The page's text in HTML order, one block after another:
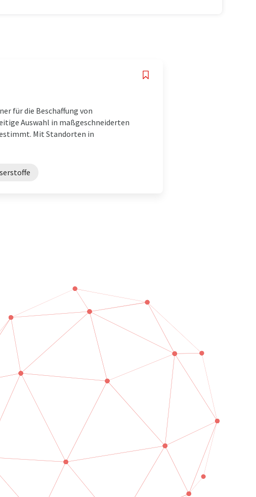
für die Beschaffung von
Auswahl in maßgeschneiderten
Mit Standorten in